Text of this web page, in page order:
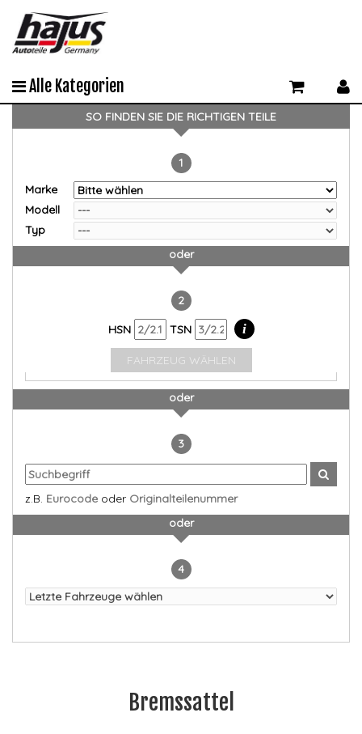
Alle Kategorien
SO FINDEN SIE DIE RICHTIGEN TEILE
1
Marke
Modell
Typ
oder
2
HSN
TSN i
FAHRZEUG WÄHLEN
oder
3
z.B. Eurocode oder Originalteilenummer
oder
4
Bremssattel